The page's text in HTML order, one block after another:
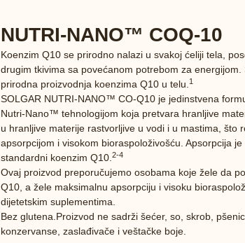
NUTRI-NANO™ COQ-10
Koenzim Q10 se prirodno nalazi u svakoj ćeliji tela,
drugim tkivima sa povećanom potrebom za
prirodna proizvodnja koenzima Q10 u telu.1
SOLGAR NUTRI-NANO™ CO-Q10 je jedinstvena
Nutri-Nano™ tehnologijom koja pretvara hranljive
u hranljive materije rastvorljive u vodi i u mastima, što
apsorpcijom i visokom bioraspoloživošću. Apsorpcija
standardni koenzim Q10.2-4
Ovaj proizvod preporučujemo osobama koje žele da
Q10, a žele maksimalnu apsorpciju i visoku
dijetetskim suplementima.
Bez glutena.Proizvod ne sadrži šećer, so, skrob,
konzervanse, zaslađivače i veštačke boje.